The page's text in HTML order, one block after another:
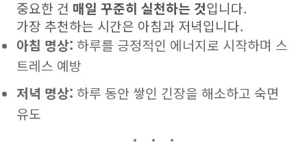
중요한 건 매일 꾸준히 실천하는 것입니다.
가장 추천하는 시간은 아침과 저녁입니다.
아침 명상: 하루를 긍정적인 에너지로 시작하며 스
트레스 예방
저녁 명상: 하루 동안 쌓인 긴장을 해소하고 숙면
유도